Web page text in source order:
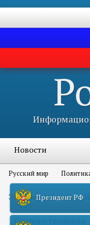
Новости
Русский мир
Это интересно всем
Соотечественники
Президент РФ